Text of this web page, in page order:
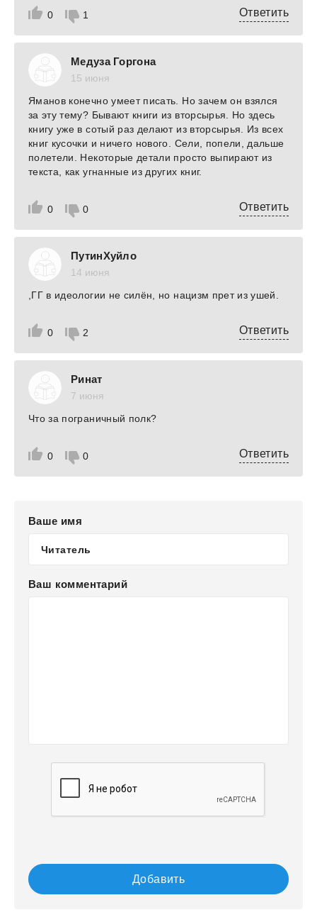
0 1 Ответить
Медуза Горгона
15 июня
0 0
Яманов конечно умеет писать. Но зачем он взялся
за эту тему? Бывают книги из вторсырья. Но здесь
книгу уже в сотый раз делают из вторсырья. Из всех
книг кусочки и ничего нового. Сели, попели, дальше
полетели. Некоторые детали просто выпирают из
текста, как угнанные из других книг.
Ответить
ПутинХуйло
14 июня
0 2
,ГГ в идеологии не силён, но нацизм прет из ушей.
Ответить
Ринат
7 июня
0 0
Что за пограничный полк?
Ответить
Ваше имя
Ваш комментарий
Добавить